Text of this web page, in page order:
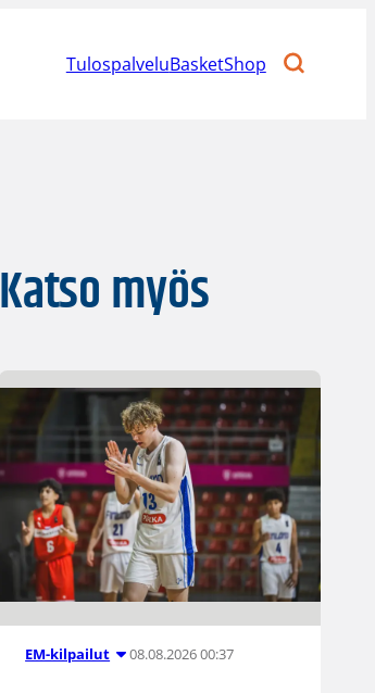
TulospalveluBasketShop
Katso myös
EM-kilpailut 08.08.2026 00:37